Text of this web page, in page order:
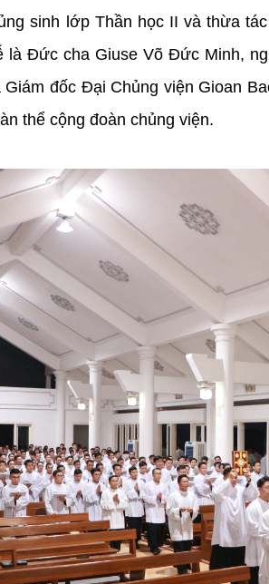
sinh lớp Thần học II và thừa
là Đức cha Giuse Võ Đức Minh,
đốc Đại Chủng viện Gioan
thể cộng đoàn chủng viện.